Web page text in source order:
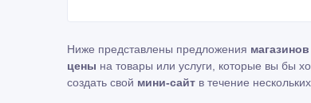
Ниже представлены предложения магазинов
цены на товары или услуги, которые вы бы
создать свой мини-сайт в течение